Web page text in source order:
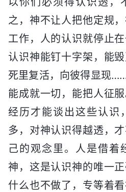
之，神不让人把他定规
工作，人的认识就停止
认识神能钉十字架，能
死里复活，向彼得显现
能成就一切，能把人征
经历才能谈出这些认识
多，对神认识得越透，
己的观念里。人是借着
神，这是认识神的唯一
什么也不做了，专等着